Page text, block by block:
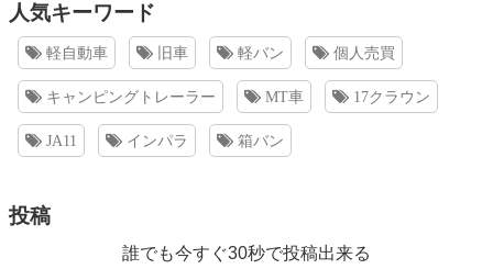
人気キーワード
軽自動車 旧車 軽バン 個人売買
キャンピングトレーラー MT車 17クラウン
JA11 インパラ 箱バン
投稿
誰でも今すぐ30秒で投稿出来る